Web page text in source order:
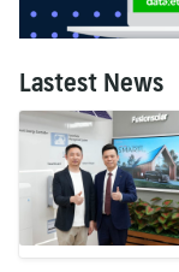
Lastest News